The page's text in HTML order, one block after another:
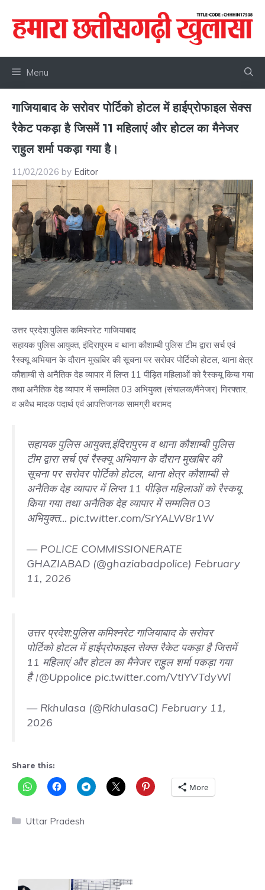
content
Menu
गाजियाबाद के सरोवर पोर्टिको होटल में हाईप्रोफाइल सेक्स
रैकेट पकड़ा है जिसमें 11 महिलाएं और होटल का मैनेजर
राहुल शर्मा पकड़ा गया है।
11/02/2026 by Editor
उत्तर प्रदेश:पुलिस कमिश्नरेट गाजियाबाद
सहायक पुलिस आयुक्त, इंदिरापुरम व थाना कौशाम्बी पुलिस टीम द्वारा सर्च एवं
रैस्क्यू अभियान के दौरान मुखबिर की सूचना पर सरोवर पोर्टिको होटल, थाना क्षेत्र
कौशाम्बी से अनैतिक देह व्यापार में लिप्त 11 पीड़ित महिलाओं को रैस्कयू किया गया
तथा अनैतिक देह व्यापार में सम्मलित 03 अभियुक्त (संचालक/मैंनेजर) गिरफ्तार,
व अवैध मादक पदार्थ एवं आपत्तिजनक सामग्री बरामद
सहायक पुलिस आयुक्त,इंदिरापुरम व थाना कौशाम्बी पुलिस
टीम द्वारा सर्च एवं रैस्क्यू अभियान के दौरान मुखबिर की
सूचना पर सरोवर पोर्टिको होटल, थाना क्षेत्र कौशाम्बी से
अनैतिक देह व्यापार में लिप्त 11 पीड़ित महिलाओं को रैस्कयू
किया गया तथा अनैतिक देह व्यापार में सम्मलित 03
अभियुक्त… pic.twitter.com/SrYALW8r1W
— POLICE COMMISSIONERATE
GHAZIABAD (@ghaziabadpolice) February
11, 2026
उत्तर प्रदेश:पुलिस कमिश्नरेट गाजियाबाद के सरोवर
पोर्टिको होटल में हाईप्रोफाइल सेक्स रैकेट पकड़ा है जिसमें
11 महिलाएं और होटल का मैनेजर राहुल शर्मा पकड़ा गया
है।@Uppolice pic.twitter.com/VtIYVTdyWl
— Rkhulasa (@RkhulasaC) February 11,
2026
Share this:
More
Categories
Uttar Pradesh